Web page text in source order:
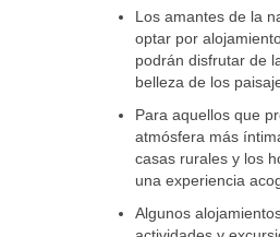
Los amantes de la
optar por
podrán disfrutar de
belleza de los
Para aquellos que
atmósfera más
casas rurales y los
una experiencia
Algunos